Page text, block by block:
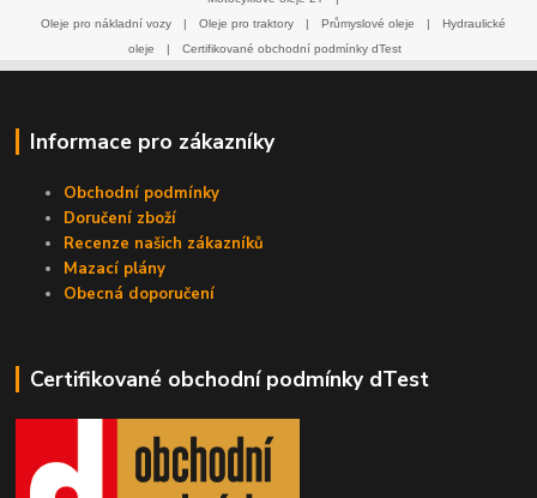
Oleje pro nákladní vozy
Oleje pro traktory Průmyslové oleje
Hydraulické
oleje
Certifikované obchodní podmínky dTest
Informace pro zákazníky
Obchodní podmínky
Doručení zboží
Recenze našich zákazníků
Mazací plány
Obecná doporučení
Certifikované obchodní podmínky dTest